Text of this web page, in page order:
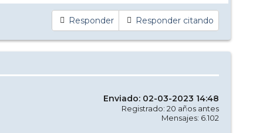
Responder Responder citando
Enviado: 02-03-2023 14:48
Registrado: 20 años antes
Mensajes: 6.102